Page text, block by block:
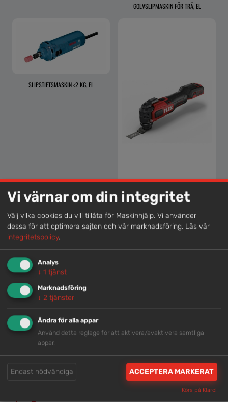
GOLVSLIPMASKIN FÖR TRÄ, EL
SLIPSTIFTSMASKIN <2 KG, EL
MULTISLIP / KAPMASKIN, BATTERI <18V
Lokal kompetens
Genom att samla våra medarbetare lokalt erbjuder vi
helhetslösningar.
Snabb service
Vi värnar om din integritet
Välj vilka cookies du vill tillåta för Maskinhjälp. Vi använder
dessa för att optimera sajten och vår marknadsföring. Läs vår
integritetspolicy.
Analys
↓ 1 tjänst
Marknadsföring
↓ 2 tjänster
Ändra för alla appar
Använd detta reglage för att aktivera/avaktivera samtliga
appar.
Endast nödvändiga ACCEPTERA MARKERAT
Körs på Klaro!